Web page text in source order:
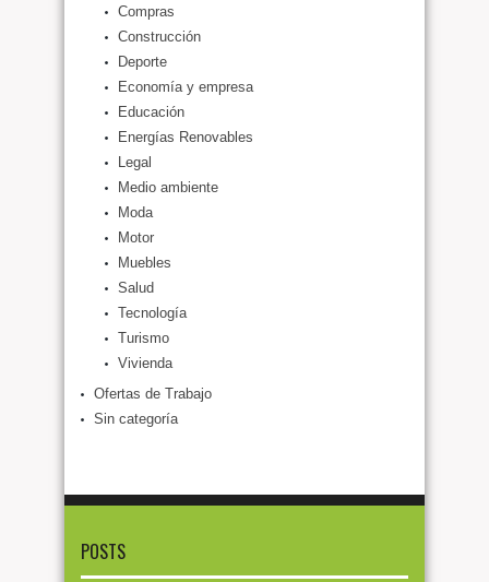
Compras
Construcción
Deporte
Economía y empresa
Educación
Energías Renovables
Legal
Medio ambiente
Moda
Motor
Muebles
Salud
Tecnología
Turismo
Vivienda
Ofertas de Trabajo
Sin categoría
POSTS